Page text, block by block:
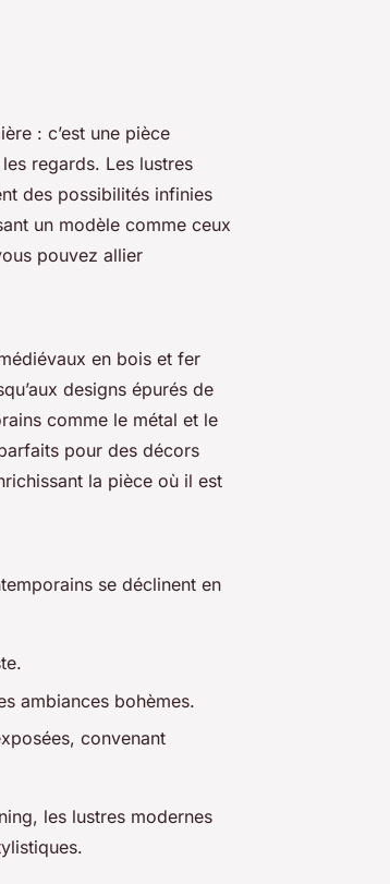
: c’est une pièce
regards. Les lustres
des possibilités infinies
un modèle comme ceux
pouvez allier
en bois et fer
designs épurés de
comme le métal et le
pour des décors
la pièce où il est
se déclinent en
ambiances bohèmes.
convenant
les lustres modernes